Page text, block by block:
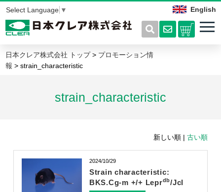
English
Select Language ▼
日本クレア株式会社 トップ> プロモーション情
報 > strain_characteristic
strain_characteristic
新しい順 | 古い順
2024/10/29
Strain characteristic:
BKS.Cg-m +/+ Leprdb/Jcl